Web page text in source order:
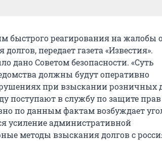
быстрого реагирования на жалобы
передает газета «Известия».
дано Советом безопасности. «Суть
должны будут оперативно
при взыскании розничных
поступают в службу по защите прав
по данным фактам возбуждает
усиление административной
методы взыскания долгов с